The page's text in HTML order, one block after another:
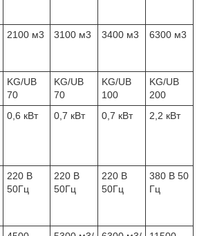
2100 м3 3100 м3 3400 м3 6300 м3
KG/UB
70
KG/UB
70
KG/UB
100
KG/UB
200
0,6 кВт 0,7 кВт 0,7 кВт 2,2 кВт
220 В
50Гц
220 В
50Гц
220 В
50Гц
380 В 50
Гц